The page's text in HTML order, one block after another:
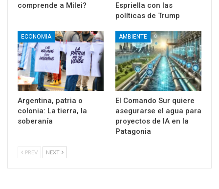
comprende a Milei?
Espriella con las
políticas de Trump
ECONOMIA
Argentina, patria o
colonia: La tierra, la
soberanía
AMBIENTE
El Comando Sur quiere
asegurarse el agua para
proyectos de IA en la
Patagonia
PREV NEXT